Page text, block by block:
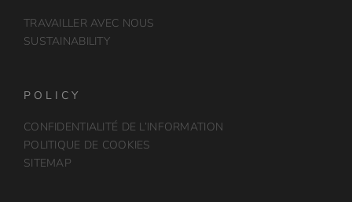
TRAVAILLER AVEC NOUS
SUSTAINABILITY
POLICY
CONFIDENTIALITÉ DE L’INFORMATION
POLITIQUE DE COOKIES
SITEMAP